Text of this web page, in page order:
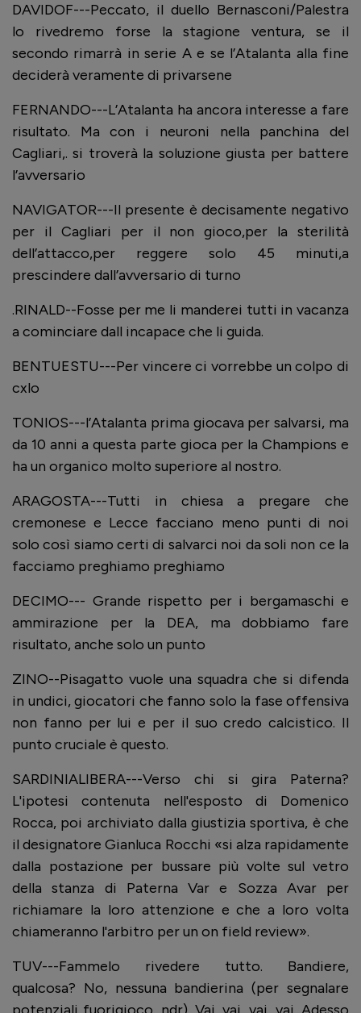
DAVIDOF---Peccato, il duello Bernasconi/Palestra
lo rivedremo forse la stagione ventura, se il
secondo rimarrà in serie A e se l’Atalanta alla fine
deciderà veramente di privarsene
FERNANDO---L’Atalanta ha ancora interesse a fare
risultato. Ma con i neuroni nella panchina del
Cagliari,. si troverà la soluzione giusta per battere
l’avversario
NAVIGATOR---Il presente è decisamente negativo
per il Cagliari per il non gioco,per la sterilità
dell’attacco,per reggere solo 45 minuti,a
prescindere dall’avversario di turno
.RINALD--Fosse per me li manderei tutti in vacanza
a cominciare dall incapace che li guida.
BENTUESTU---Per vincere ci vorrebbe un colpo di
cxlo
TONIOS---l’Atalanta prima giocava per salvarsi, ma
da 10 anni a questa parte gioca per la Champions e
ha un organico molto superiore al nostro.
ARAGOSTA---Tutti in chiesa a pregare che
cremonese e Lecce facciano meno punti di noi
solo così siamo certi di salvarci noi da soli non ce la
facciamo preghiamo preghiamo
DECIMO--- Grande rispetto per i bergamaschi e
ammirazione per la DEA, ma dobbiamo fare
risultato, anche solo un punto
ZINO--Pisagatto vuole una squadra che si difenda
in undici, giocatori che fanno solo la fase offensiva
non fanno per lui e per il suo credo calcistico. Il
punto cruciale è questo.
SARDINIALIBERA---Verso chi si gira Paterna?
L'ipotesi contenuta nell'esposto di Domenico
Rocca, poi archiviato dalla giustizia sportiva, è che
il designatore Gianluca Rocchi «si alza rapidamente
dalla postazione per bussare più volte sul vetro
della stanza di Paterna Var e Sozza Avar per
richiamare la loro attenzione e che a loro volta
chiameranno l'arbitro per un on field review».
TUV---Fammelo rivedere tutto. Bandiere,
qualcosa? No, nessuna bandierina (per segnalare